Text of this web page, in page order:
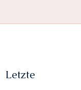
Letzte